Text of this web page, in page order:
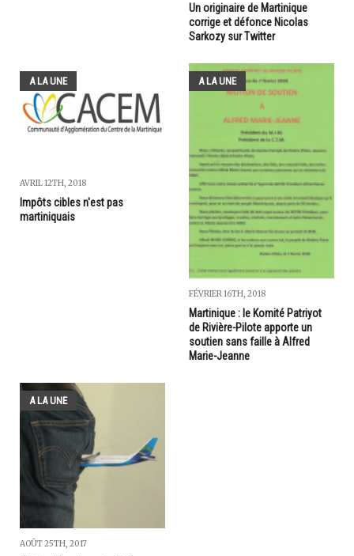
Un originaire de Martinique
corrige et défonce Nicolas
Sarkozy sur Twitter
A LA UNE
AVRIL 12TH, 2018
Impôts cibles n'est pas
martiniquais
A LA UNE
FÉVRIER 16TH, 2018
Martinique : le Komité Patriyot
de Rivière-Pilote apporte un
soutien sans faille à Alfred
Marie-Jeanne
A LA UNE
AOÛT 25TH, 2017